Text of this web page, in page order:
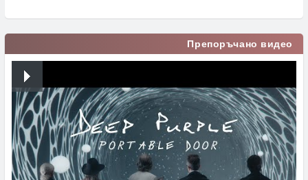
Препоръчано видео